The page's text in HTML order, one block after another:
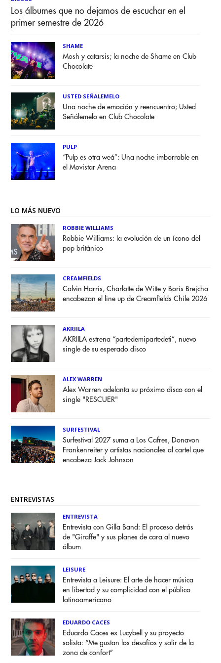
Los álbumes que no dejamos de escuchar en el
primer semestre de 2026
SHAME
Mosh y catarsis; la noche de Shame en Club
Chocolate
USTED SEÑALEMELO
Una noche de emoción y reencuentro; Usted
Señálemelo en Club Chocolate
PULP
“Pulp es otra weá”: Una noche imborrable en
el Movistar Arena
LO MÁS NUEVO
ROBBIE WILLIAMS
Robbie Williams: la evolución de un ícono del
pop británico
CREAMFIELDS
Calvin Harris, Charlotte de Witte y Boris Brejcha
encabezan el line up de Creamfields Chile 2026
AKRIILA
AKRIILA estrena “partedemipartedeti”, nuevo
single de su esperado disco
ALEX WARREN
Alex Warren adelanta su próximo disco con el
single "RESCUER"
SURFESTIVAL
Surfestival 2027 suma a Los Cafres, Donavon
Frankenreiter y artistas nacionales al cartel que
encabeza Jack Johnson
ENTREVISTAS
ENTREVISTA
Entrevista con Gilla Band: El proceso detrás
de "Giraffe" y sus planes de cara al nuevo
álbum
LEISURE
Entrevista a Leisure: El arte de hacer música
en libertad y su complicidad con el público
latinoamericano
EDUARDO CACES
Eduardo Caces ex Lucybell y su proyecto
solista: “Me gustan los desafíos y salir de la
zona de confort”